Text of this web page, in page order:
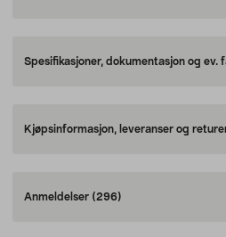
Spesifikasjoner, dokumentasjon og ev.
Kjøpsinformasjon, leveranser og
Anmeldelser (296)